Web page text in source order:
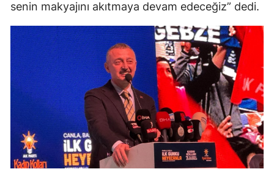
senin makyajını akıtmaya devam edeceğiz” dedi.